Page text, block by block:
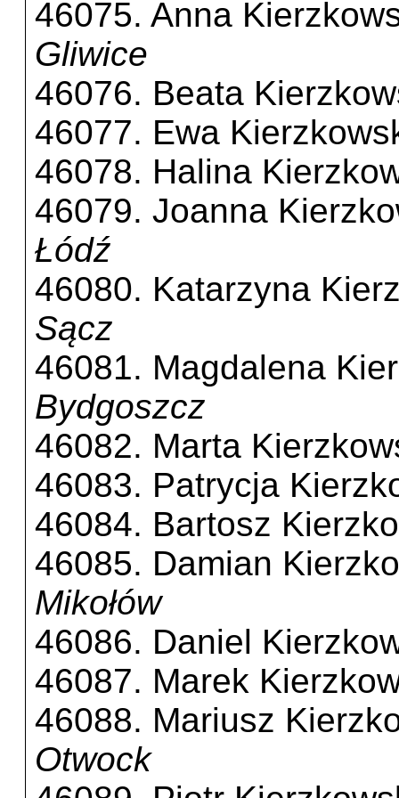
46075. Anna
Gliwice
46076. Beata
46077. Ewa
46078. Halina
46079. Joanna
Łódź
46080. Katarzyna
Sącz
46081. Magdalena
Bydgoszcz
46082. Marta
46083. Patrycja
46084. Bartosz
46085. Damian
Mikołów
46086. Daniel
46087. Marek
46088. Mariusz
Otwock